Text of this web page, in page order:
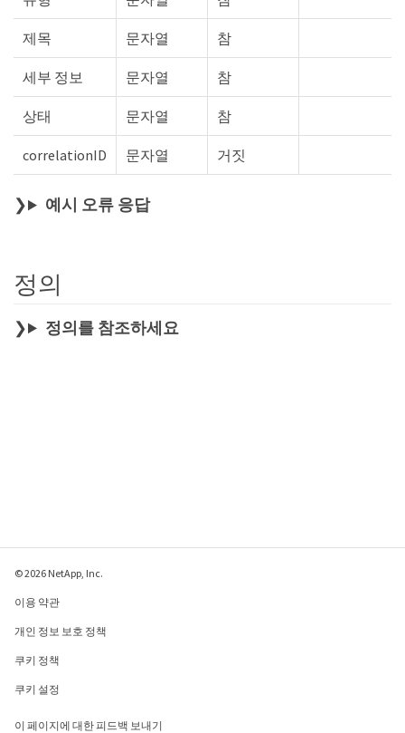
제목 문자열 참
세부 정보 문자열 참
상태 문자열 참
correlationID 문자열 거짓
예시 오류 응답
정의
정의를 참조하세요
© 2026 NetApp, Inc.
이용 약관
개인 정보 보호 정책
쿠키 정책
쿠키 설정
이 페이지에 대한 피드백 보내기